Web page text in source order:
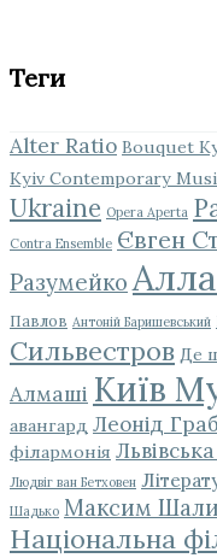
Теги
Alter Ratio Bouquet
Kyiv Contemporary
Ukraine Opera Aperta
Contra Ensemble Євген
Разумейко
Павлов Антоній Баришевський
Сильвестров Де
Алмаші Київ
авангард Леонід
філармонія
Людвіг ван Бетховен
Шадько Максим
Національна